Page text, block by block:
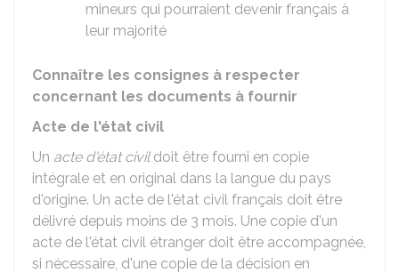
mineurs qui pourraient devenir français à
leur majorité
Connaître les consignes à respecter
concernant les documents à fournir
Acte de l'état civil
Un acte d'état civildoit être fourni en copie
intégrale et en original dans la langue du pays
d'origine. Un acte de l'état civil français doit être
délivré depuis moins de 3 mois. Une copie d'un
acte de l'état civil étranger doit être accompagnée,
si nécessaire, d'une copie de la décision en